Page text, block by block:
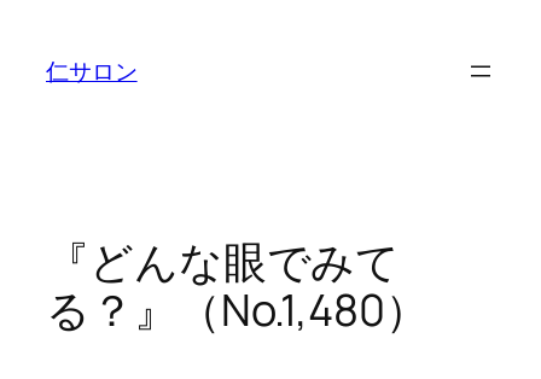
仁サロン
『どんな眼でみて
る？』（No.1,480）